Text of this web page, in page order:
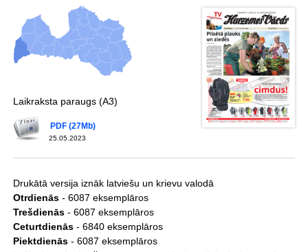
Laikraksta paraugs (A3)
25.05.2023
PDF (27Mb)
Drukātā versija iznāk latviešu un krievu valodā
Otrdienās- 6087 eksemplāros
Trešdienās- 6087 eksemplāros
Ceturtdienās- 6840 eksemplāros
Piektdienās- 6087 eksemplāros